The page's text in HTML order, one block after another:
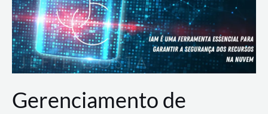
Gerenciamento de